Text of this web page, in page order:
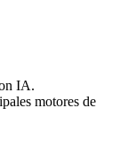
IA.
motores de